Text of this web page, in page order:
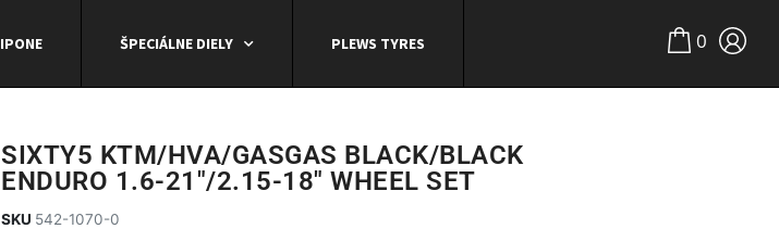
IPONE ŠPECIÁLNE DIELY PLEWS TYRES 0
SIXTY5 KTM/HVA/GASGAS BLACK/BLACK
ENDURO 1.6-21″/2.15-18″ WHEEL SET
SKU 542-1070-0